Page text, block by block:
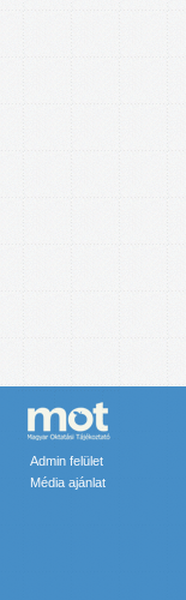
Admin felület
Média ajánlat